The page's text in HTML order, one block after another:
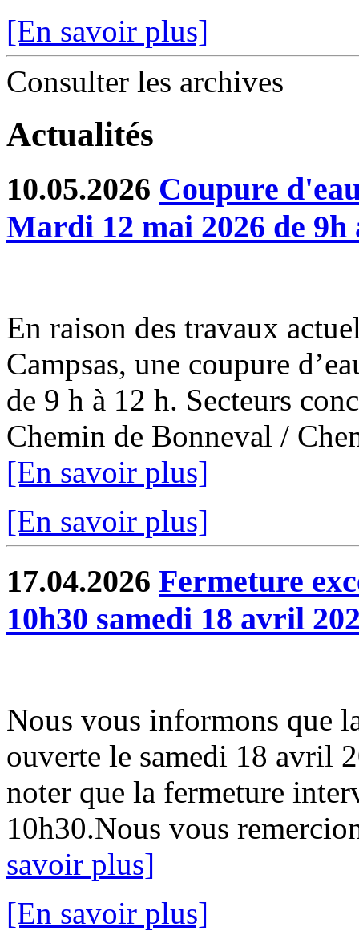
[En savoir plus]
Consulter les archives
Actualités
10.05.2026 Coupure
Mardi 12 mai 2026 de 9h
En raison des travaux
Campsas, une coupure
de 9 h à 12 h. Secteurs
Chemin de Bonneval /
[En savoir plus]
[En savoir plus]
17.04.2026 Fermeture
10h30 samedi 18 avril
Nous vous informons que
ouverte le samedi 18 avril
noter que la fermeture
10h30.Nous vous
savoir plus]
[En savoir plus]